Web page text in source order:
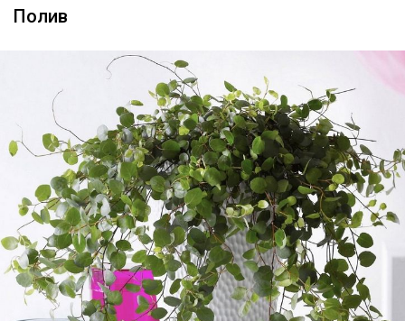
Полив